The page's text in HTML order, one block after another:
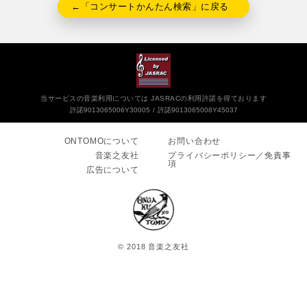
←「コンサートかんたん検索」に戻る
当サービスの音楽利用については JASRACの利用許諾を得ております
許諾9013065006Y30005
許諾9013065008Y45037
ONTOMOについて
音楽之友社
広告について
お問い合わせ
プライバシーポリシー／免責事
項
© 2018 音楽之友社